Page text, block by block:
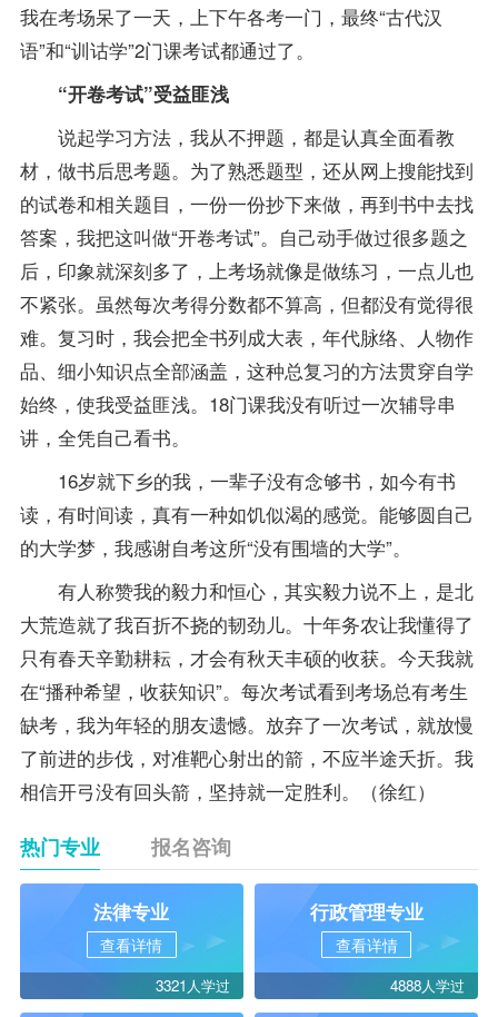
我在考场呆了一天，上下午各考一门，最终“古代汉
语”和“训诂学”2门课考试都通过了。
“开卷考试”受益匪浅
说起学习方法，我从不押题，都是认真全面看教
材，做书后思考题。为了熟悉题型，还从网上搜能找到
的试卷和相关题目，一份一份抄下来做，再到书中去找
答案，我把这叫做“开卷考试”。自己动手做过很多题之
后，印象就深刻多了，上考场就像是做练习，一点儿也
不紧张。虽然每次考得分数都不算高，但都没有觉得很
难。 复习时，我会把全书列成大表，年代脉络、人物作
品、细小知识点全部涵盖，这种总复习的方法贯穿自学
始终，使我受益匪浅。18门课我没有听过一次辅导串
讲，全凭自己看书。
16岁就下乡的我，一辈子没有念够书，如今有书
读，有时间读，真有一种如饥似渴的感觉。能够圆自己
的大学梦，我感谢自考这所“没有围墙的大学”。
有人称赞我的毅力和恒心，其实毅力说不上，是北
大荒造就了我百折不挠的韧劲儿。十年务农让我懂得了
只有春天辛勤耕耘，才会有秋天丰硕的收获。今天我就
在“播种希望，收获知识”。每次考试看到考场总有考生
缺考，我为年轻的朋友遗憾。放弃了一次考试，就放慢
了前进的步伐，对准靶心射出的箭，不应半途夭折。我
相信开弓没有回头箭，坚持就一定胜利。（徐红）
热门专业 报名咨询
法律专业
查看详情
3321人学过
行政管理专业
查看详情
4888人学过